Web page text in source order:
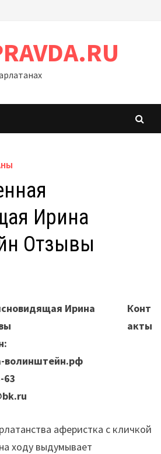
Ирина
Отзывы
Конт
акты
волинштейн.рф
63
аферистка с кличкой
ходу выдумывает